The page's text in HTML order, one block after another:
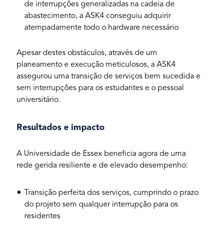
de interrupções generalizadas na cadeia de
abastecimento, a ASK4 conseguiu adquirir
atempadamente todo o hardware necessário
Apesar destes obstáculos, através de um
planeamento e execução meticulosos, a ASK4
assegurou uma transição de serviços bem sucedida e
sem interrupções para os estudantes e o pessoal
universitário.
Resultados e impacto
A Universidade de Essex beneficia agora de uma
rede gerida resiliente e de elevado desempenho:
Transição perfeita dos serviços, cumprindo o prazo
do projeto sem qualquer interrupção para os
residentes